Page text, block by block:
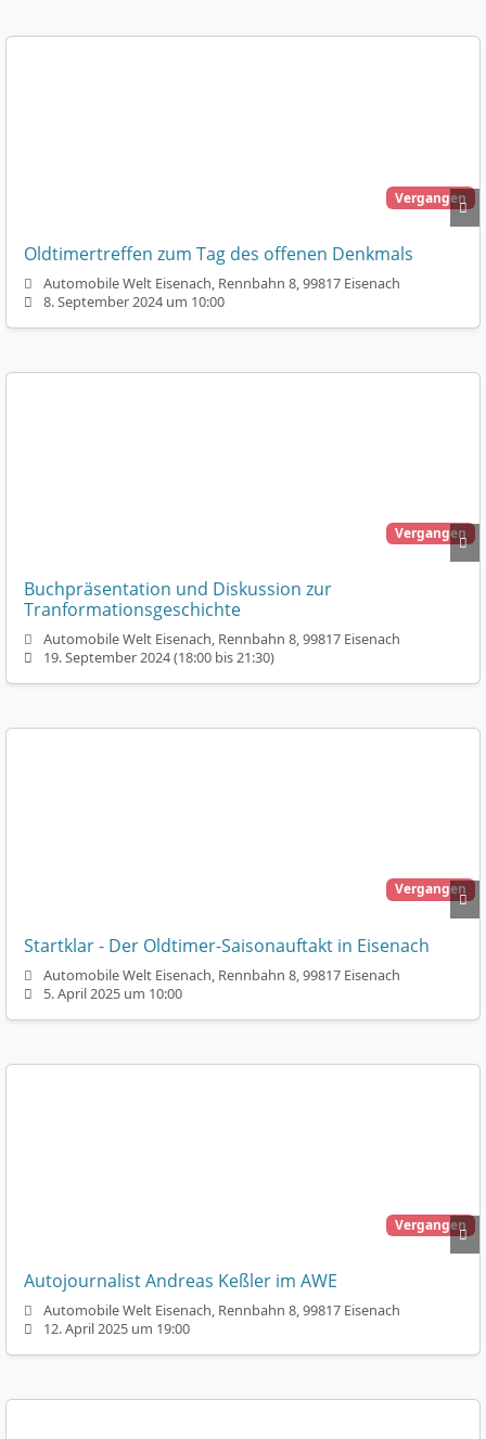
Vergangen
Oldtimertreffen zum Tag des offenen Denkmals
Automobile Welt Eisenach, Rennbahn 8, 99817 Eisenach
8. September 2024 um 10:00
Vergangen
Buchpräsentation und Diskussion zur
Tranformationsgeschichte
Automobile Welt Eisenach, Rennbahn 8, 99817 Eisenach
19. September 2024 (18:00 bis 21:30)
Vergangen
Startklar - Der Oldtimer-Saisonauftakt in Eisenach
Automobile Welt Eisenach, Rennbahn 8, 99817 Eisenach
5. April 2025 um 10:00
Vergangen
Autojournalist Andreas Keßler im AWE
Automobile Welt Eisenach, Rennbahn 8, 99817 Eisenach
12. April 2025 um 19:00